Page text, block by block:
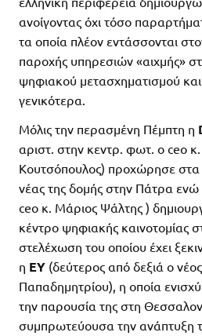
ανοίγοντας όχι τόσο
τα οποία πλέον εντάσσονται
παροχής υπηρεσιών «αιχμής»
ψηφιακού μετασχηματισμού και
γενικότερα.
Μόλις την περασμένη Πέμπτη η
αριστ. στην κεντρ. φωτ. ο ceo
Κουτσόπουλος) προχώρησε στα
νέας της δομής στην Πάτρα ενώ
ceo κ. Μάριος Ψάλτης )
κέντρο ψηφιακής καινοτομίας
στελέχωση του οποίου έχει
η ΕΥ (δεύτερος από δεξιά ο
Παπαδημητρίου), η οποία
την παρουσία της στη
συμπρωτεύουσα την ανάπτυξη